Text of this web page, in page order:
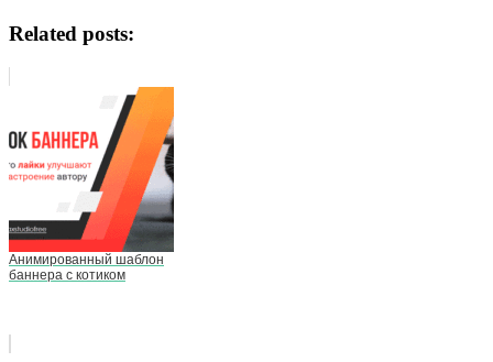
Related posts:
Анимированный шаблон
баннера с котиком